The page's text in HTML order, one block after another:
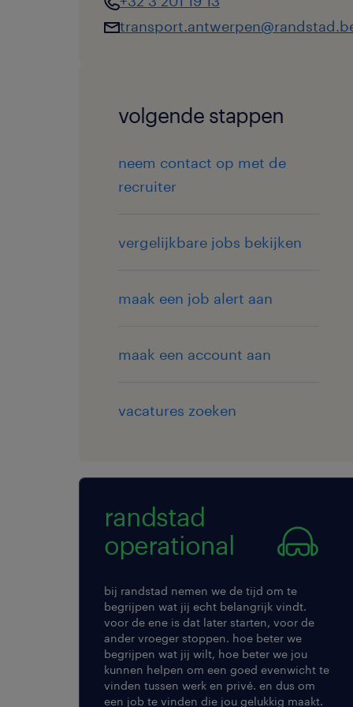
volgende stappen
neem contact op met de
recruiter
vergelijkbare jobs bekijken
maak een job alert aan
maak een account aan
vacatures zoeken
randstad
operational
bij randstad nemen we de tijd om te
begrijpen wat jij echt belangrijk vindt.
voor de ene is dat later starten, voor de
ander vroeger stoppen. hoe beter we
begrijpen wat jij wilt, hoe beter we jou
kunnen helpen om een goed evenwicht te
vinden tussen werk en privé. en dus om
een job te vinden die jou gelukkig maakt.